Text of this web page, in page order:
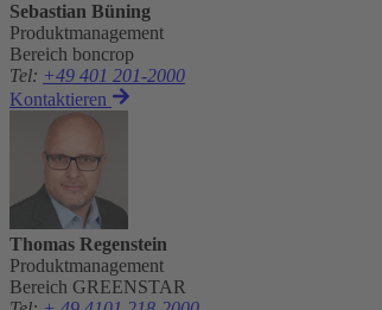
Sebastian Büning
Produktmanagement
Bereich boncrop
Tel: +49 401 201-2000
Kontaktieren
Thomas Regenstein
Produktmanagement
Bereich GREENSTAR